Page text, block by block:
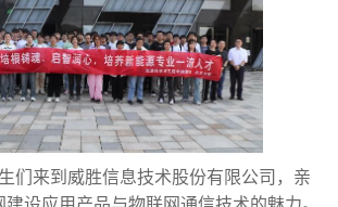
们来到威胜信息技术股份有限公司，亲